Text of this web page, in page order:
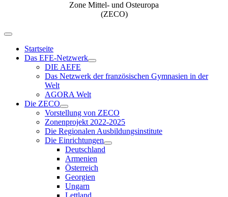
Zone Mittel- und Osteuropa
(ZECO)
Navigation
umschaltenStartseite
Das EFE-Netzwerk
DIE AEFE
Das Netzwerk der französischen Gymnasien in der
Welt
AGORA Welt
Die ZECO
Vorstellung von ZECO
Zonenprojekt 2022-2025
Die Regionalen Ausbildungsinstitute
Die Einrichtungen
Deutschland
Armenien
Österreich
Georgien
Ungarn
Lettland